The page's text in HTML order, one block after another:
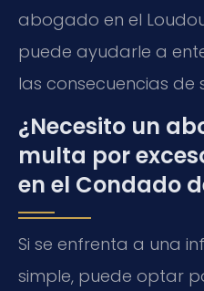
abogado en el
puede ayudarle a
las consecuencias de
¿Necesito un
multa por
en el Condado
Si se enfrenta a una
simple, puede optar